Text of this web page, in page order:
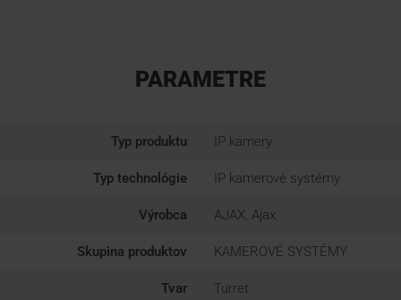
PARAMETRE
Typ produktu IP kamery
Typ technológie IP kamerové systémy
Výrobca AJAX, Ajax
Skupina produktov KAMEROVÉ SYSTÉMY
Tvar Turret